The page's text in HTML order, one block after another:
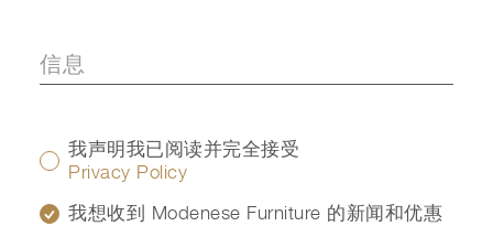
我声明我已阅读并完全接受
Privacy Policy
我想收到 Modenese Furniture 的新闻和优惠